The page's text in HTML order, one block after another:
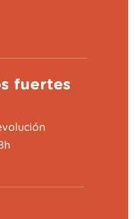
fuertes